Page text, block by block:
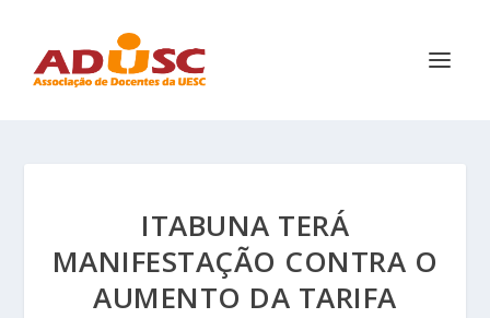
ITABUNA TERÁ
MANIFESTAÇÃO CONTRA O
AUMENTO DA TARIFA